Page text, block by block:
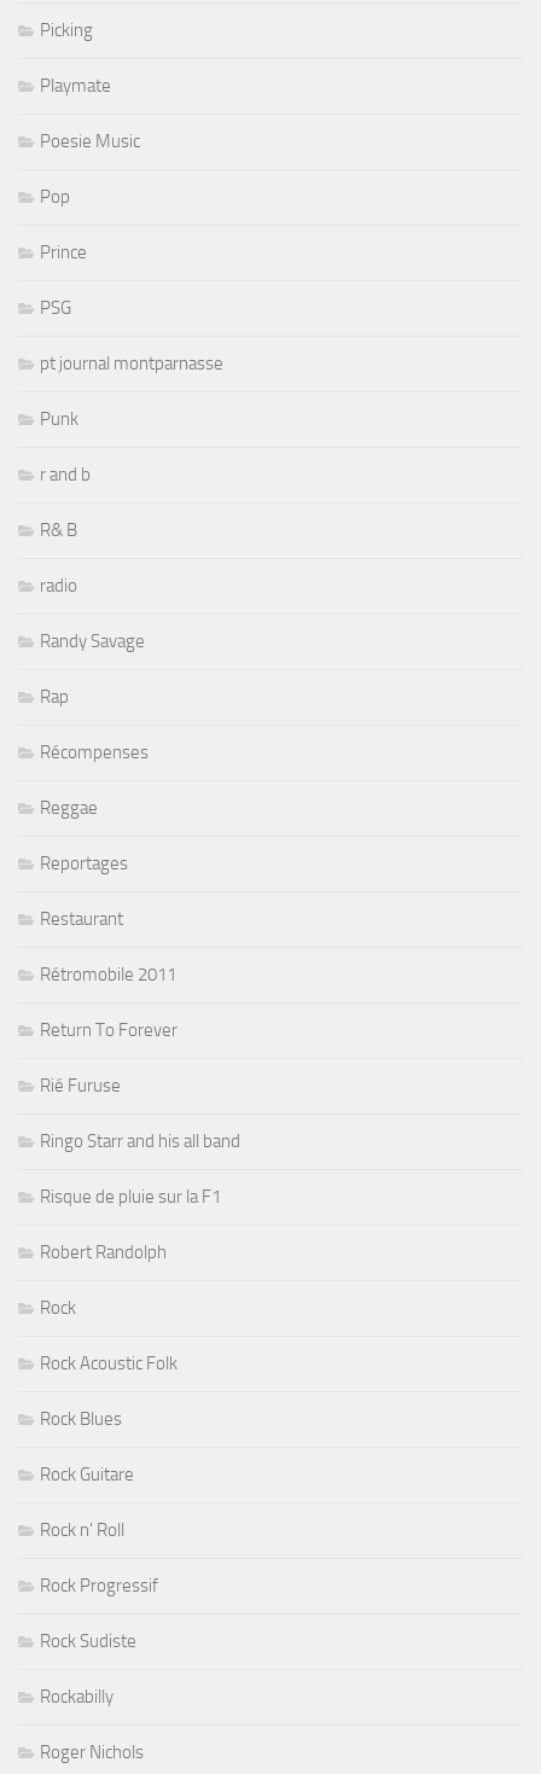
Picking
Playmate
Poesie Music
Pop
Prince
PSG
pt journal montparnasse
Punk
r and b
R& B
radio
Randy Savage
Rap
Récompenses
Reggae
Reportages
Restaurant
Rétromobile 2011
Return To Forever
Rié Furuse
Ringo Starr and his all band
Risque de pluie sur la F1
Robert Randolph
Rock
Rock Acoustic Folk
Rock Blues
Rock Guitare
Rock n' Roll
Rock Progressif
Rock Sudiste
Rockabilly
Roger Nichols